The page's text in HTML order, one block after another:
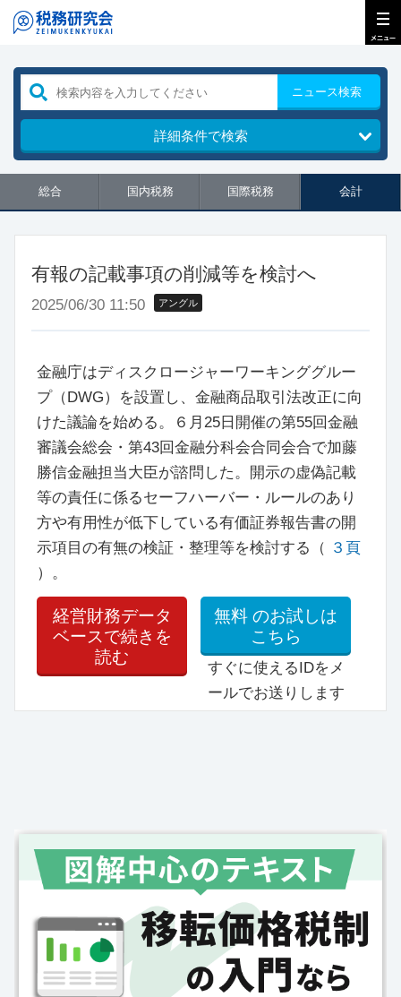
ニュース検索
詳細条件で検索
総合 国内税務 国際税務 会計
有報の記載事項の削減等を検討へ
2025/06/30 11:50 アングル
金融庁はディスクロージャーワーキンググルー
プ（DWG）を設置し、金融商品取引法改正に向
けた議論を始める。６月25日開催の第55回金融
審議会総会・第43回金融分科会合同会合で加藤
勝信金融担当大臣が諮問した。開示の虚偽記載
等の責任に係るセーフハーバー・ルールのあり
方や有用性が低下している有価証券報告書の開
示項目の有無の検証・整理等を検討する（ ３頁
）。
経営財務データ
ベースで続きを
読む
無料 のお試しは
こちら
すぐに使えるIDをメ
ールでお送りします